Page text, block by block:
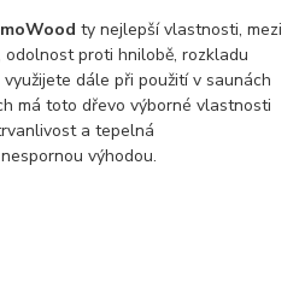
ty nejlepší vlastnosti, mezi
proti hnilobě, rozkladu
využijete dále při použití v saunách
má toto dřevo výborné vlastnosti
a tepelná
výhodou.